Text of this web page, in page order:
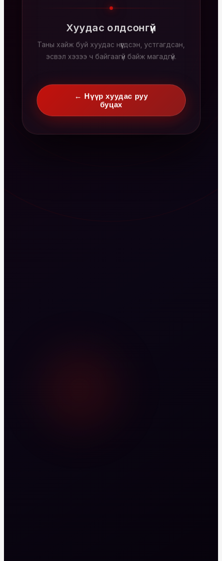
Хуудас олдсонгүй
Таны хайж буй хуудас нүүгдсэн, устгагдсан,
эсвэл хэзээ ч байгаагүй байж магадгүй.
← Нүүр хуудас руу
буцах